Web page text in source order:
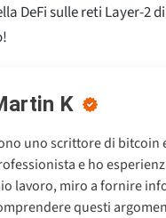
DeFi sulle reti Layer-2
K
uno scrittore di bitcoin
e ho
lavoro, miro a fornire
questi